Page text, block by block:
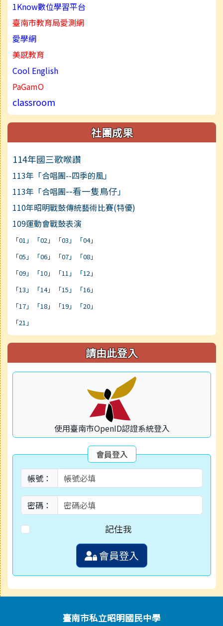
1Know數位學習平台
臺南市教育局愛測網
愛學網
美感教育
Cool English
PaGamO
classroom
社團成果
114年國三歌喉讚
113年「合唱團--四季的風」
113年「合唱團--看一隻鳥仔」
110年昭明戰鼓傳統藝術比賽(特優)
109運動會戰鼓表演
link to https://youtu.be/ivIuY48AQU8
「01」 「02」 「03」
「04」
「05」
「06」 「07」
「08」
「09」
「10」 「11」
「12」
「13」
「14」 「15」
「16」
「17」
「18」 「19」
「20」
「21」
請由此登入
使用臺南市OpenID認證系統登入
會員登入
帳號：
密碼：
記住我
會員登入
頁尾區域內容臺南市私立昭明國民中學